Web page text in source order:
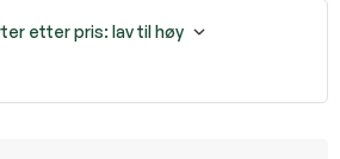
etter pris: lav til høy